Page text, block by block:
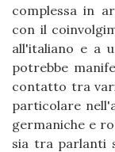
complessa in
con il
all'italiano e a
potrebbe
contatto tra
particolare
germaniche e
sia tra parlanti